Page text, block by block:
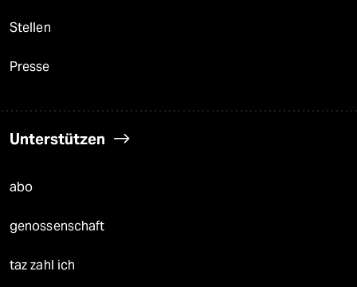
Stellen
Presse
Unterstützen
abo
genossenschaft
taz zahl ich